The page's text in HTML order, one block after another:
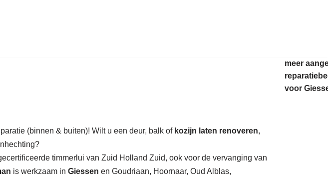
(binnen & buiten)! Wilt u een deur, balk of kozijn laten renoveren,
timmerlui van Zuid Holland Zuid, ook voor de vervanging van
is werkzaam in Giessen en Goudriaan, Hoornaar, Oud Alblas,
meer
voor